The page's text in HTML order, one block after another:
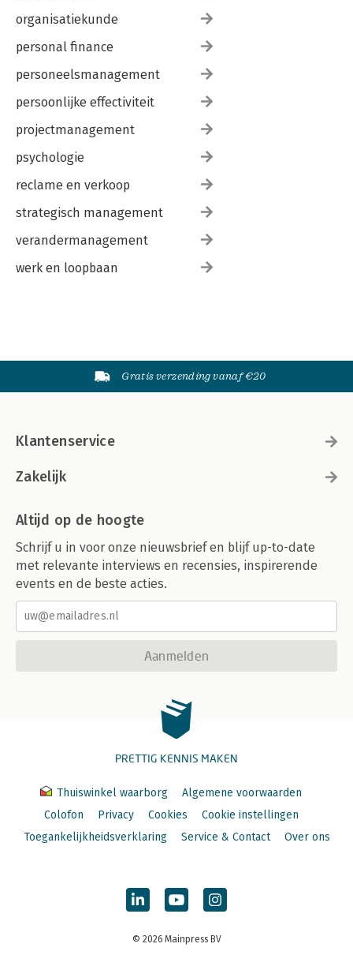
organisatiekunde
personal finance
personeelsmanagement
persoonlijke effectiviteit
projectmanagement
psychologie
reclame en verkoop
strategisch management
verandermanagement
werk en loopbaan
Gratis verzending vanaf €20
Klantenservice
Zakelijk
Altijd op de hoogte
Schrijf u in voor onze nieuwsbrief en blijf up-to-date
met relevante interviews en recensies, inspirerende
events en de beste acties.
Aanmelden
PRETTIG KENNIS MAKEN
Thuiswinkel waarborg
Algemene voorwaarden
Colofon
Privacy Cookies
Cookie instellingen
Toegankelijkheidsverklaring
Service & Contact Over ons
© 2026 Mainpress BV